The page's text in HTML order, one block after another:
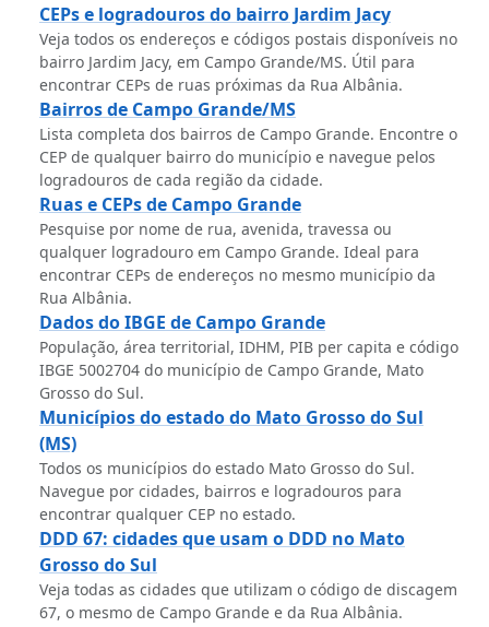
CEPs e logradouros do bairro Jardim Jacy
Veja todos os endereços e códigos postais disponíveis no
bairro Jardim Jacy, em Campo Grande/MS. Útil para
encontrar CEPs de ruas próximas da Rua Albânia.
Bairros de Campo Grande/MS
Lista completa dos bairros de Campo Grande. Encontre o
CEP de qualquer bairro do município e navegue pelos
logradouros de cada região da cidade.
Ruas e CEPs de Campo Grande
Pesquise por nome de rua, avenida, travessa ou
qualquer logradouro em Campo Grande. Ideal para
encontrar CEPs de endereços no mesmo município da
Rua Albânia.
Dados do IBGE de Campo Grande
População, área territorial, IDHM, PIB per capita e código
IBGE 5002704 do município de Campo Grande, Mato
Grosso do Sul.
Municípios do estado do Mato Grosso do Sul
(MS)
Todos os municípios do estado Mato Grosso do Sul.
Navegue por cidades, bairros e logradouros para
encontrar qualquer CEP no estado.
DDD 67: cidades que usam o DDD no Mato
Grosso do Sul
Veja todas as cidades que utilizam o código de discagem
67, o mesmo de Campo Grande e da Rua Albânia.